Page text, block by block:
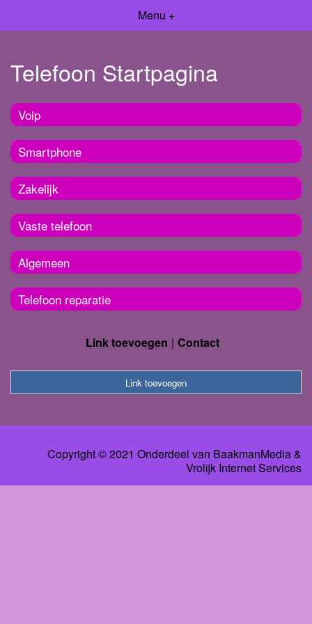
Menu +
Telefoon Startpagina
Voip
Smartphone
Zakelijk
Vaste telefoon
Algemeen
Telefoon reparatie
Link toevoegen Contact
Link toevoegen
Copyright © 2021 Onderdeel van BaakmanMedia&
Vrolijk Internet Services